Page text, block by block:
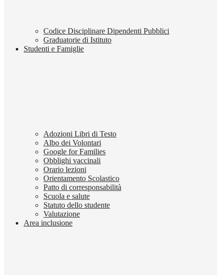
Codice Disciplinare Dipendenti Pubblici
Graduatorie di Istituto
Studenti e Famiglie
Adozioni Libri di Testo
Albo dei Volontari
Google for Families
Obblighi vaccinali
Orario lezioni
Orientamento Scolastico
Patto di corresponsabilità
Scuola e salute
Statuto dello studente
Valutazione
Area inclusione